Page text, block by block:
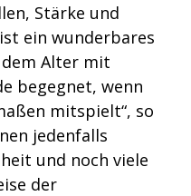
Stärke und
ein wunderbares
Alter mit
begegnet, wenn
mitspielt“, so
jedenfalls
und noch viele
der